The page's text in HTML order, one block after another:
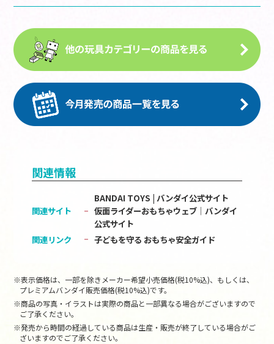
関連情報
関連サイト
BANDAI TOYS | バンダイ公式サイト
仮面ライダーおもちゃウェブ│バンダイ
公式サイト
関連リンク
子どもを守る おもちゃ安全ガイド
※表示価格は、一部を除きメーカー希望小売価格(税10%込)、もしくは、
プレミアムバンダイ販売価格(税10%込)です。
※商品の写真・イラストは実際の商品と一部異なる場合がございますので
ご了承ください。
※発売から時間の経過している商品は生産・販売が終了している場合がご
ざいますのでご了承ください。